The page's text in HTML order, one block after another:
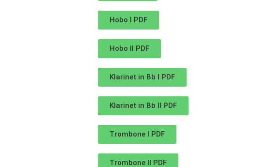
Hobo I PDF
Hobo II PDF
Klarinet in Bb I PDF
Klarinet in Bb II PDF
Trombone I PDF
Trombone II PDF